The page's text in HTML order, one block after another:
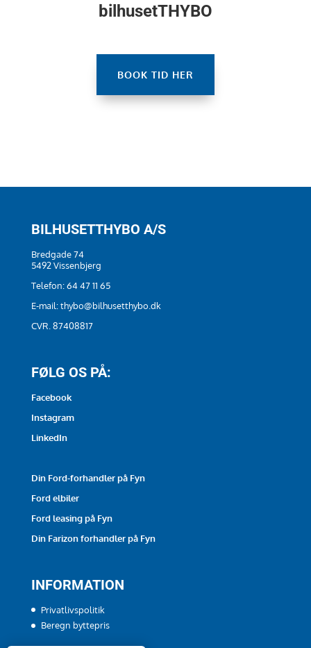
bilhusetTHYBO
BOOK TID HER
BILHUSETTHYBO A/S
Bredgade 74
5492 Vissenbjerg
Telefon:64 47 11 65
E-mail:thybo@bilhusetthybo.dk
CVR. 87408817
FØLG OS PÅ:
Facebook
Instagram
LinkedIn
Din Ford-forhandler på Fyn
Ford elbiler
Ford leasing på Fyn
Din Farizon forhandler på Fyn
INFORMATION
Privatlivspolitik
Beregn byttepris